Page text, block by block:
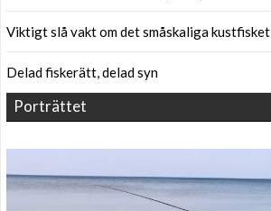
Viktigt slå vakt om det småskaliga kustfisket
Delad fiskerätt, delad syn
Porträttet